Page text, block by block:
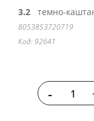
3.2 темно-
8053853720719
Код: 92641
-